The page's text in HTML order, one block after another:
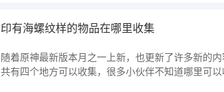
印有海螺纹样的物品在哪里收集
随着原神最新版本月之一上新，也更新了许多新的
共有四个地方可以收集，很多小伙伴不知道哪里可